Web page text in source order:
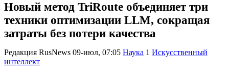
Новый метод TriRoute объединяет три
техники оптимизации LLM, сокращая
затраты без потери качества
Редакция RusNews 09-июл, 07:05 Наука 1 Искусственный
интеллект